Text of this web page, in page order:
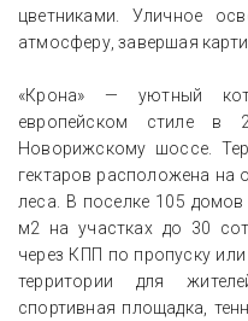
цветниками. Уличное
атмосферу, завершая
«Крона» — уютный
европейском стиле
Новорижскому шоссе.
гектаров расположена на
леса. В поселке 105
м2 на участках до 30
через КПП по пропуску
территории для
спортивная площадка,